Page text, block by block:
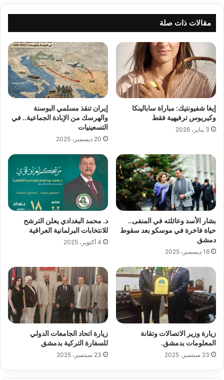
مقالات ذات صلة
إيغا شفيونتيك: مباراة سابالينكا
وكيريوس ترفيهية فقط
3 يناير، 2026
إيران تنقذ مسلمي البوسنة
والهرسك من الإبادة الجماعية.. في
التسعينيات
20 ديسمبر، 2025
بشار الأسد وعائلته في المنفى..
حياة فاخرة في موسكو بعد سقوط
دمشق
16 ديسمبر، 2025
د. محمد البغدادي يعلن الترشح
للانتخابات البرلمانية العراقية
4 أكتوبر، 2025
زيارة وزير الاتصالات وتقانة
المعلومات بدمشق.
23 سبتمبر، 2025
زيارة اتحاد الجامعات الدولي
للسفارة التركية بدمشق
23 سبتمبر، 2025